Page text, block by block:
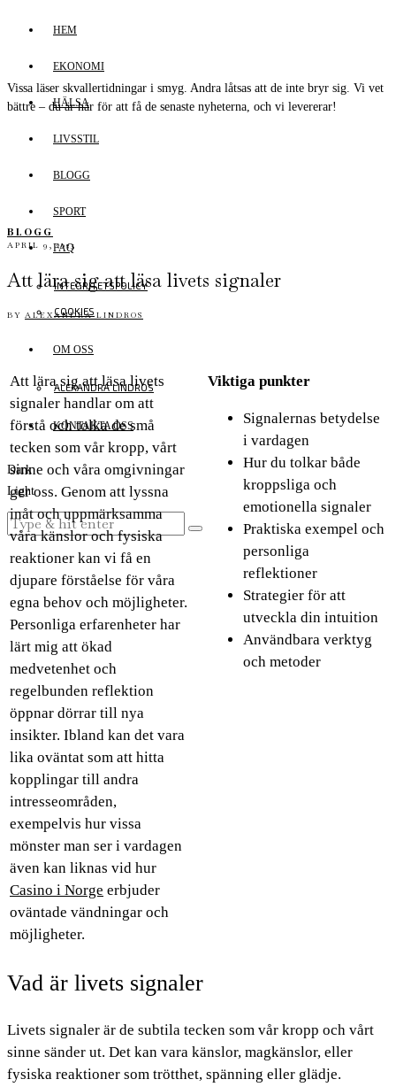
HEM
EKONOMI
HÄLSA
LIVSSTIL
BLOGG
SPORT
FAQ
INTEGRITETSPOLICY
COOKIES
OM OSS
ALEXANDRA LINDROS
KONTAKTA OSS
Dark
Light
Vissa läser skvallertidningar i smyg. Andra låtsas att de inte bryr sig. Vi vet
bättre – du är här för att få de senaste nyheterna, och vi levererar!
BLOGG
APRIL 9, 2025
Att lära sig att läsa livets signaler
BY ALEXANDRA LINDROS
Att lära sig att läsa livets
signaler handlar om att
förstå och tolka de små
tecken som vår kropp, vårt
sinne och våra omgivningar
ger oss. Genom att lyssna
inåt och uppmärksamma
våra känslor och fysiska
reaktioner kan vi få en
djupare förståelse för våra
egna behov och möjligheter.
Personliga erfarenheter har
lärt mig att ökad
medvetenhet och
regelbunden reflektion
öppnar dörrar till nya
insikter. Ibland kan det vara
lika oväntat som att hitta
kopplingar till andra
intresseområden,
exempelvis hur vissa
mönster man ser i vardagen
även kan liknas vid hur
Casino i Norge erbjuder
oväntade vändningar och
möjligheter.
Viktiga punkter
Signalernas betydelse
i vardagen
Hur du tolkar både
kroppsliga och
emotionella signaler
Praktiska exempel och
personliga
reflektioner
Strategier för att
utveckla din intuition
Användbara verktyg
och metoder
Vad är livets signaler
Livets signaler är de subtila tecken som vår kropp och vårt
sinne sänder ut. Det kan vara känslor, magkänslor, eller
fysiska reaktioner som trötthet, spänning eller glädje.